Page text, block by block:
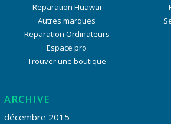
Reparation Huawai
Autres marques
Reparation Ordinateurs
Espace pro
Trouver une boutique
ARCHIVE
décembre 2015